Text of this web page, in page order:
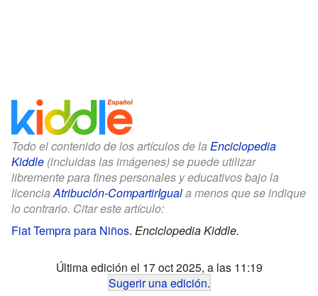
Todo el contenido de los artículos de la Enciclopedia
Kiddle (incluidas las imágenes) se puede utilizar
libremente para fines personales y educativos bajo la
licenciaAtribución-CompartirIguala menos que se indique
lo contrario. Citar este artículo:
Fiat Tempra para Niños. Enciclopedia Kiddle.
Última edición el 17 oct 2025, a las 11:19
Sugerir una edición.